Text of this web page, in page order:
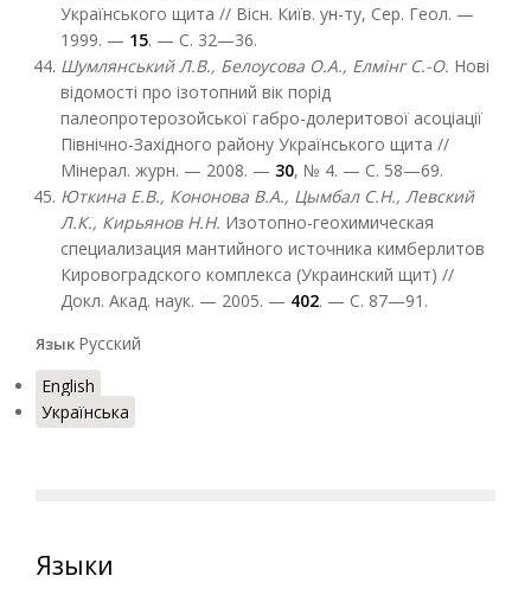
Українського щита // Вісн. Київ. ун-ту, Сер. Геол. —
1999. — 15. — С. 32—36.
Шумлянський Л.В., Белоусова О.А., Елмінг С.-О. Нові
відомості про ізотопний вік порід
палеопротерозойської габро-долеритової асоціації
Північно-Західного району Українського щита //
Мінерал. журн. — 2008. — 30, № 4. — С. 58—69.
Юткина Е.В., Кононова В.А., Цымбал С.Н., Левский
Л.К., Кирьянов Н.Н. Изотопно-геохимическая
специализация мантийного источника кимберлитов
Кировоградского комплекса (Украинский щит) //
Докл. Акад. наук. — 2005. — 402. — С. 87—91.
Язык Русский
English
Українська
Языки